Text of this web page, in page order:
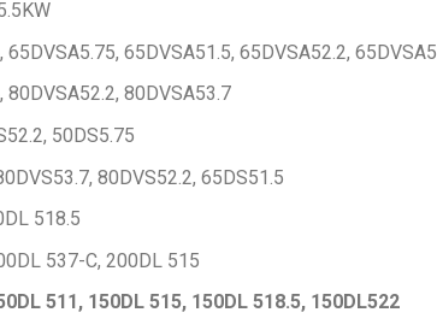
65DVSA51.5, 65DVSA52.2,
80DVSA52.2, 80DVSA53.7
50DS5.75
80DVS52.2, 65DS51.5
518.5
537-C, 200DL 515
511, 150DL 515, 150DL 518.5, 150DL522